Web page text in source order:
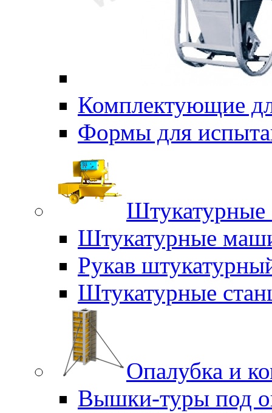
Комплектующие
Формы для
Штукатурные
Штукатурные
Рукав
Штукатурные
Опалубка и
Вышки-туры под